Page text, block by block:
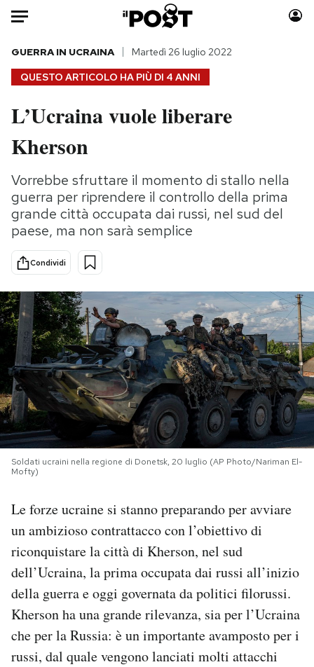
Auto
HOME
Italia
Politica
Tecnologia
Internet
Scienza
Cultura
Economia
Moda
Storie/Idee
Ok Boomer!
Media
Europa
PODCAST
NEWSLETTER
I MIEI PREFERITI
SHOP
CALENDARIO
AREA PERSONALE
Area Personale
Newsletter
Notifiche mobile
Regala il Post
QUESTO ARTICOLO HA PIÙ DI 4 ANNI
GUERRA IN UCRAINA Martedì 26 luglio 2022
L’Ucraina vuole liberare
Kherson
Vorrebbe sfruttare il momento di stallo nella
guerra per riprendere il controllo della prima
grande città occupata dai russi, nel sud del
paese, ma non sarà semplice
Condividi
Soldati ucraini nella regione di Donetsk, 20 luglio (AP Photo/Nariman El-
Mofty)
Le forze ucraine si stanno preparando per avviare
un ambizioso contrattacco con l’obiettivo di
riconquistare la città di Kherson, nel sud
dell’Ucraina, la prima occupata dai russi all’inizio
della guerra e oggi governata da politici filorussi.
Kherson ha una grande rilevanza, sia per l’Ucraina
che per la Russia: è un importante avamposto per i
russi, dal quale vengono lanciati molti attacchi